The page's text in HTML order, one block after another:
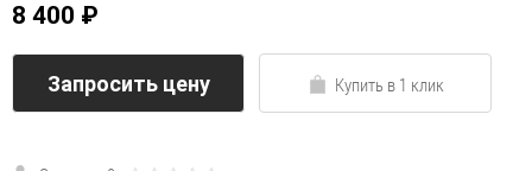
8 400 ₽
Запросить цену Купить в 1 клик